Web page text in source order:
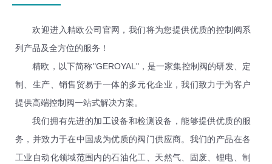
欢迎进入精欧公司官网，我们将为您提供优质的控制阀系
列产品及全方位的服务！
精欧，以下简称"GEROYAL"，是一家集控制阀的研发、定
制、生产、销售贸易于一体的多元化企业，我们致力于为客户
提供高端控制阀一站式解决方案。
我们拥有先进的加工设备和检测设备，能够提供优质的服
务，并致力于在中国成为优质的阀门供应商。我们的产品在各
工业自动化领域范围内的石油化工、天然气、固废、锂电、制